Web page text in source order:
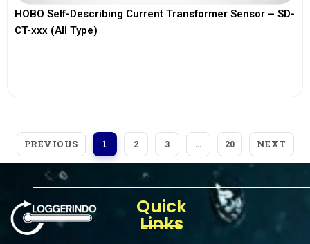
HOBO Self-Describing Current Transformer Sensor – SD-
CT-xxx (All Type)
PREVIOUS 1 2 3 … 20 NEXT
Quick
Links